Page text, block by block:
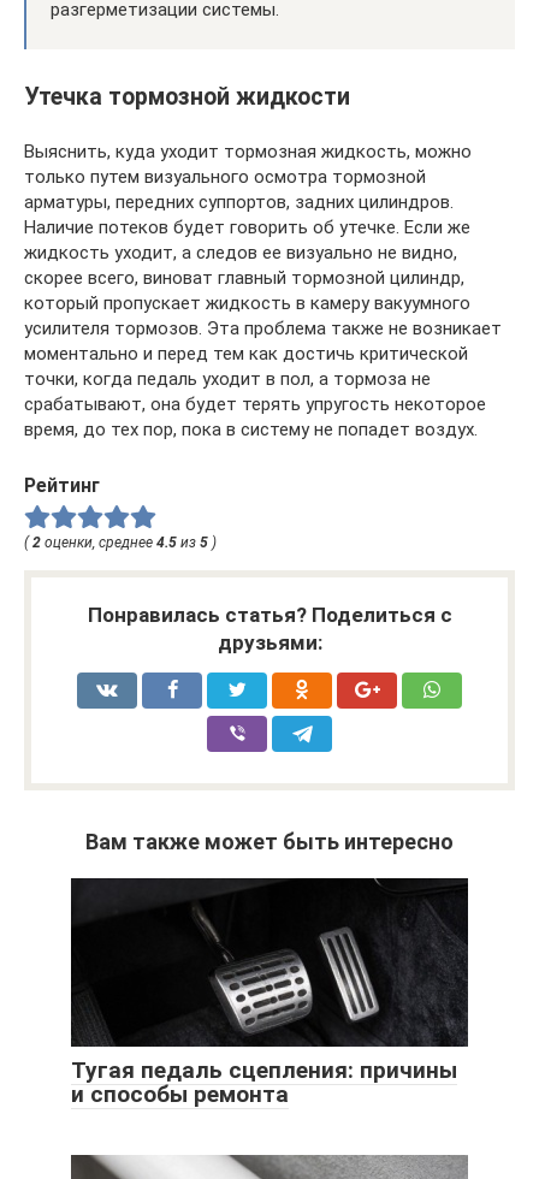
разгерметизации системы.
Утечка тормозной жидкости
Выяснить, куда уходит тормозная жидкость, можно
только путем визуального осмотра тормозной
арматуры, передних суппортов, задних цилиндров.
Наличие потеков будет говорить об утечке. Если же
жидкость уходит, а следов ее визуально не видно,
скорее всего, виноват главный тормозной цилиндр,
который пропускает жидкость в камеру вакуумного
усилителя тормозов. Эта проблема также не возникает
моментально и перед тем как достичь критической
точки, когда педаль уходит в пол, а тормоза не
срабатывают, она будет терять упругость некоторое
время, до тех пор, пока в систему не попадет воздух.
Рейтинг
(2 оценки, среднее 4.5 из 5 )
Понравилась статья? Поделиться с
друзьями:
Вам также может быть интересно
Тугая педаль сцепления: причины
и способы ремонта